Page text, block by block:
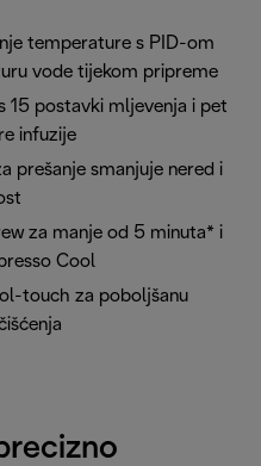
temperature s PID-om
vode tijekom pripreme
15 postavki mljevenja i pet
infuzije
prešanje smanjuje nered i
za manje od 5 minuta* i
Cool
touch za poboljšanu